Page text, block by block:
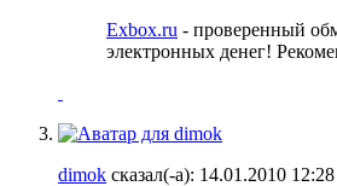
Exbox.ru - проверенный
электронных денег!
dimok сказал(-а): 14.01.2010 12:28